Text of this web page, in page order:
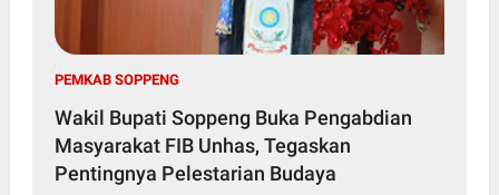
PEMKAB SOPPENG
Wakil Bupati Soppeng Buka Pengabdian
Masyarakat FIB Unhas, Tegaskan
Pentingnya Pelestarian Budaya